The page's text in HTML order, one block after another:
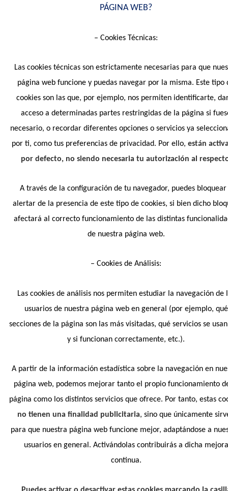
PÁGINA WEB?
– Cookies Técnicas:
Las cookies técnicas son estrictamente necesarias para que
página web funcione y puedas navegar por la misma. Este tipo
cookies son las que, por ejemplo, nos permiten identificarte,
acceso a determinadas partes restringidas de la página si
necesario, o recordar diferentes opciones o servicios ya
por ti, como tus preferencias de privacidad. Por ello, están
por defecto, no siendo necesaria tu autorización al
A través de la configuración de tu navegador, puedes bloquear
alertar de la presencia de este tipo de cookies, si bien dicho
afectará al correcto funcionamiento de las distintas
de nuestra página web.
– Cookies de Análisis:
Las cookies de análisis nos permiten estudiar la navegación de
usuarios de nuestra página web en general (por ejemplo, qué
secciones de la página son las más visitadas, qué servicios se
y si funcionan correctamente, etc.).
A partir de la información estadística sobre la navegación en
página web, podemos mejorar tanto el propio funcionamiento
página como los distintos servicios que ofrece. Por tanto, estas
no tienen una finalidad publicitaria, sino que únicamente
para que nuestra página web funcione mejor, adaptándose a
usuarios en general. Activándolas contribuirás a dicha mejora
continua.